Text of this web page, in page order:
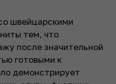
швейцарскими
тем, что
после значительной
готовыми к
демонстрирует